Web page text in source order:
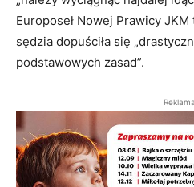
Europoseł Nowej Prawicy
sędzia dopuściła się
podstawowych zasad”.
Reklama